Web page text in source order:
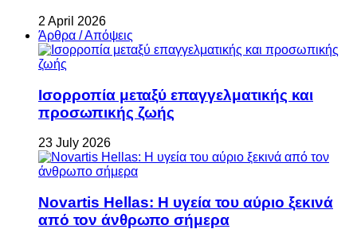
2 April 2026
Άρθρα / Απόψεις
Ισορροπία μεταξύ επαγγελματικής και
προσωπικής ζωής
23 July 2026
Novartis Hellas: Η υγεία του αύριο ξεκινά
από τον άνθρωπο σήμερα